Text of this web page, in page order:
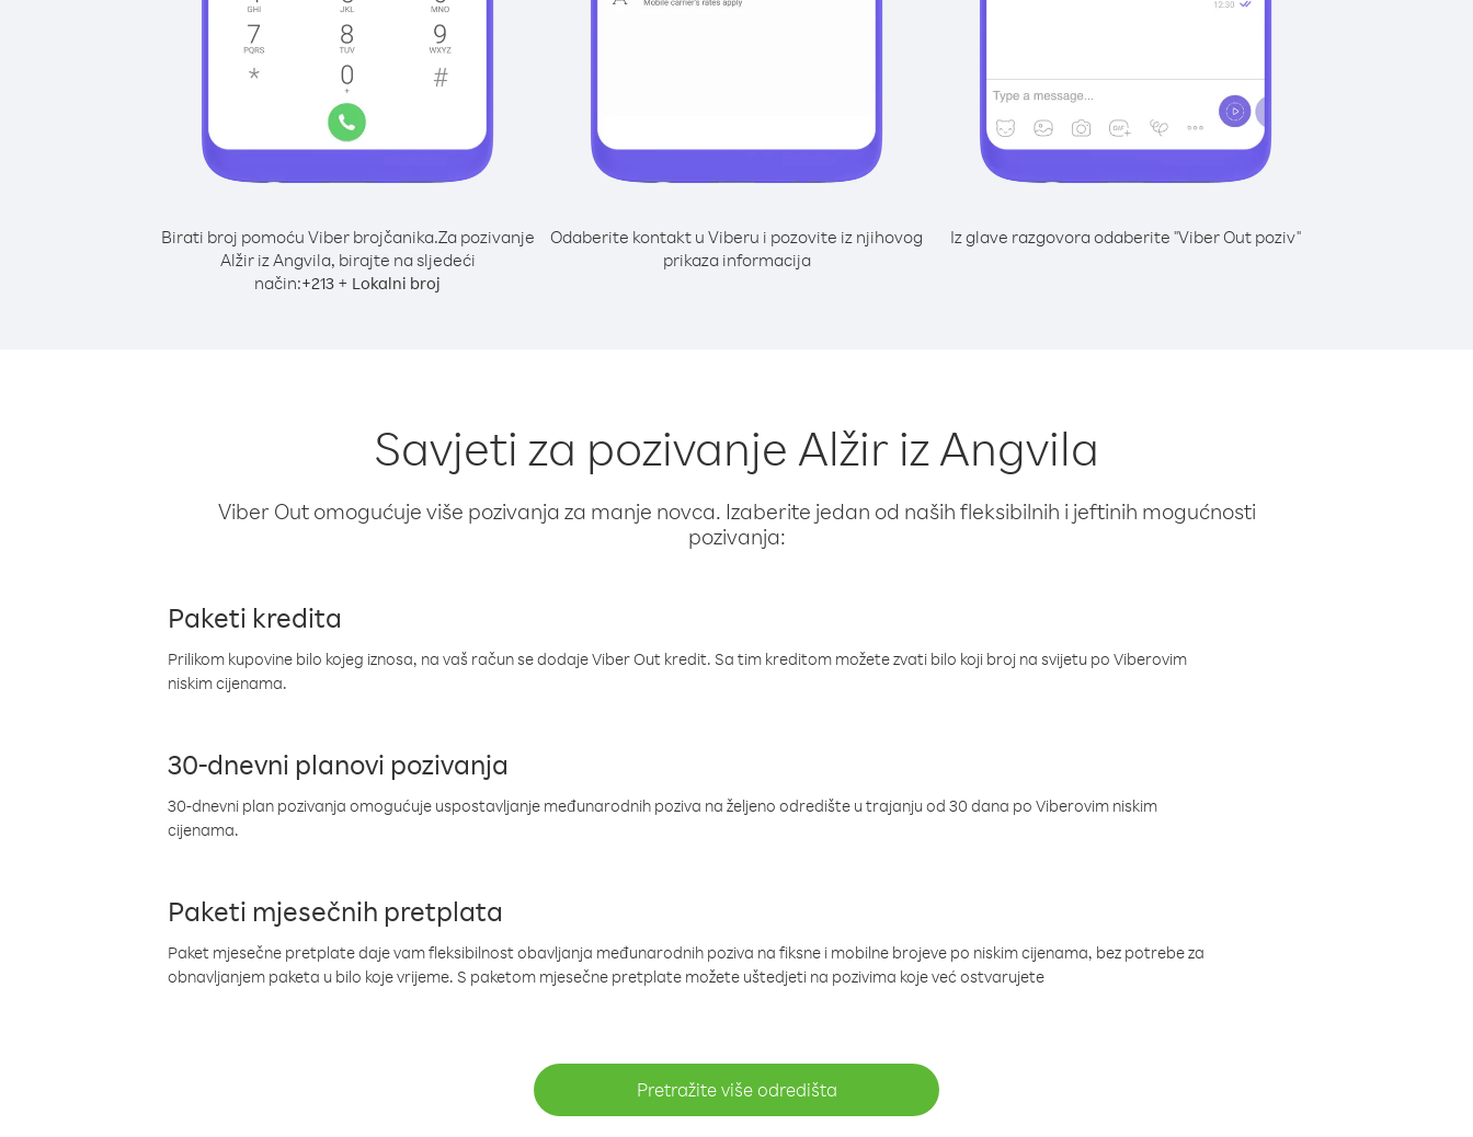
Birati broj pomoću Viber brojčanika.Za pozivanje
Alžir iz Angvila, birajte na sljedeći
način:+213 + Lokalni broj
Odaberite kontakt u Viberu i pozovite iz njihovog
prikaza informacija
Iz glave razgovora odaberite "Viber Out poziv"
Savjeti za pozivanje Alžir iz Angvila
Viber Out omogućuje više pozivanja za manje novca. Izaberite jedan od naših fleksibilnih i jeftinih mogućnosti
pozivanja:
Paketi kredita
Prilikom kupovine bilo kojeg iznosa, na vaš račun se dodaje Viber Out kredit. Sa tim kreditom možete zvati bilo koji broj na svijetu po Viberovim
niskim cijenama.
30-dnevni planovi pozivanja
30-dnevni plan pozivanja omogućuje uspostavljanje međunarodnih poziva na željeno odredište u trajanju od 30 dana po Viberovim niskim
cijenama.
Paketi mjesečnih pretplata
Paket mjesečne pretplate daje vam fleksibilnost obavljanja međunarodnih poziva na fiksne i mobilne brojeve po niskim cijenama, bez potrebe za
obnavljanjem paketa u bilo koje vrijeme. S paketom mjesečne pretplate možete uštedjeti na pozivima koje već ostvarujete
Pretražite više odredišta